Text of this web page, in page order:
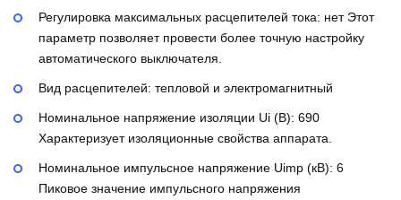
Регулировка максимальных расцепителей тока: нет Этот
параметр позволяет провести более точную настройку
автоматического выключателя.
Вид расцепителей: тепловой и электромагнитный
Номинальное напряжение изоляции Ui (В): 690
Характеризует изоляционные свойства аппарата.
Номинальное импульсное напряжение Uimp (кВ): 6
Пиковое значение импульсного напряжения